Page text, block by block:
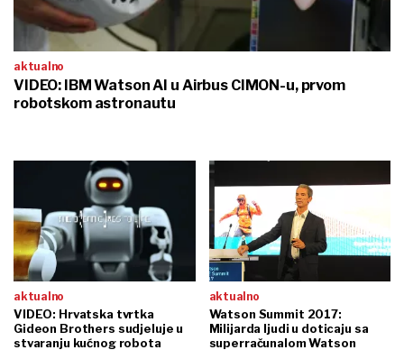
aktualno
VIDEO: IBM Watson AI u Airbus CIMON-u, prvom
robotskom astronautu
aktualno
VIDEO: Hrvatska tvrtka
Gideon Brothers sudjeluje u
stvaranju kućnog robota
aktualno
Watson Summit 2017:
Milijarda ljudi u doticaju sa
superračunalom Watson